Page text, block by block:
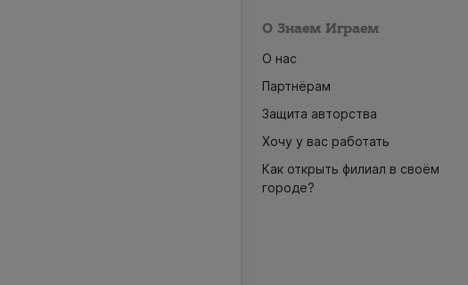
О Знаем Играем
О нас
Партнёрам
Защита авторства
Хочу у вас работать
Как открыть филиал в своём
городе?